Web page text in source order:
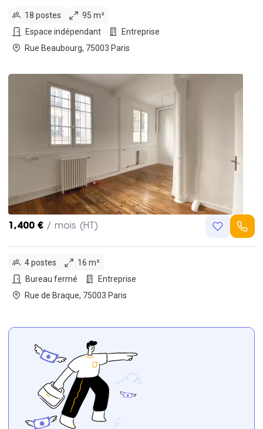
18 postes
95 m²
Espace indépendant
Entreprise
Rue Beaubourg, 75003 Paris
1,400 € / mois (HT)
4 postes
16 m²
Bureau fermé
Entreprise
Rue de Braque, 75003 Paris